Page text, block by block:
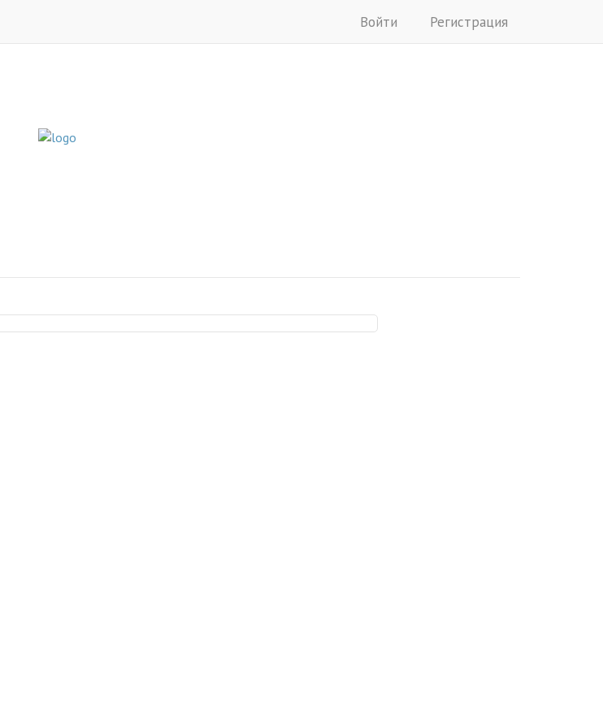
Войти Регистрация